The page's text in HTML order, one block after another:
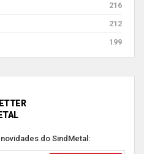
216
212
199
do SindMetal: